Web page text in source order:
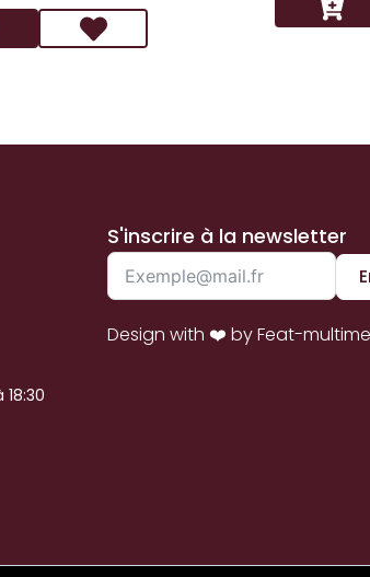
S'inscrire à la newsletter
Design with ❤️ by Feat-